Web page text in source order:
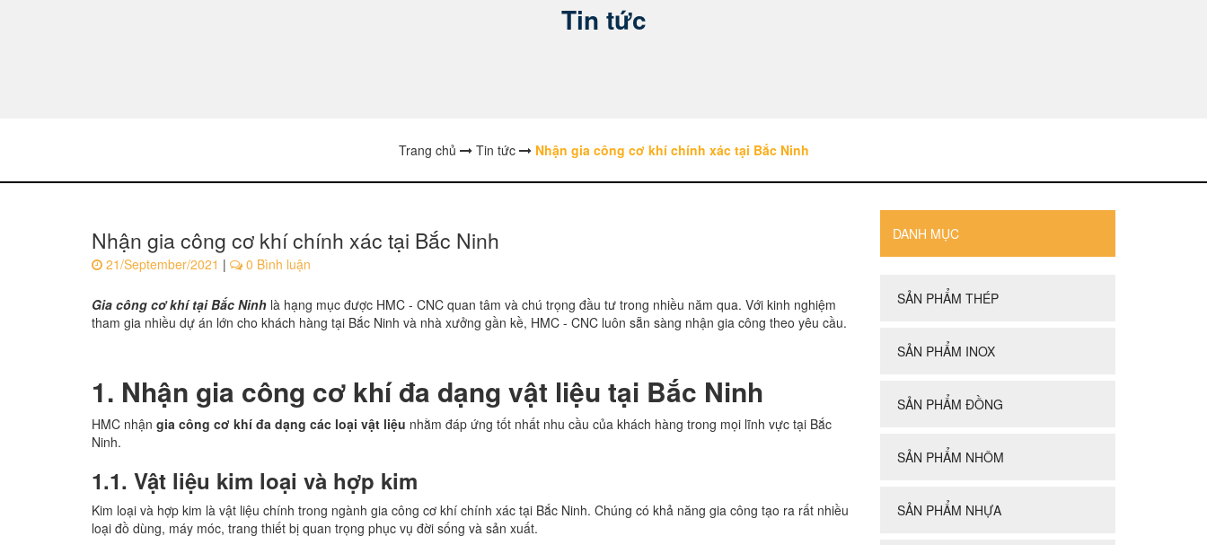
Tin tức
Trang chủ Tin tức Nhận gia công cơ khí chính xác tại Bắc Ninh
Nhận gia công cơ khí chính xác tại Bắc Ninh
21/September/2021 | 0 Bình luận
Gia công cơ khí tại Bắc Ninh là hạng mục được HMC - CNC quan tâm và chú trọng đầu tư trong nhiều năm qua. Với kinh nghiệm
tham gia nhiều dự án lớn cho khách hàng tại Bắc Ninh và nhà xưởng gần kề, HMC - CNC luôn sẵn sàng nhận gia công theo yêu cầu.
1. Nhận gia công cơ khí đa dạng vật liệu tại Bắc Ninh
HMC nhận gia công cơ khí đa dạng các loại vật liệu nhằm đáp ứng tốt nhất nhu cầu của khách hàng trong mọi lĩnh vực tại Bắc
Ninh.
1.1. Vật liệu kim loại và hợp kim
Kim loại và hợp kim là vật liệu chính trong ngành gia công cơ khí chính xác tại Bắc Ninh. Chúng có khả năng gia công tạo ra rất nhiều
loại đồ dùng, máy móc, trang thiết bị quan trọng phục vụ đời sống và sản xuất.
DANH MỤC
SẢN PHẨM THÉP
SẢN PHẨM INOX
SẢN PHẨM ĐỒNG
SẢN PHẨM NHÔM
SẢN PHẨM NHỰA